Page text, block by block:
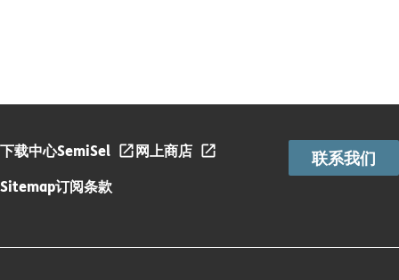
下载中心SemiSel
网上商店
Sitemap订阅条款
联系我们